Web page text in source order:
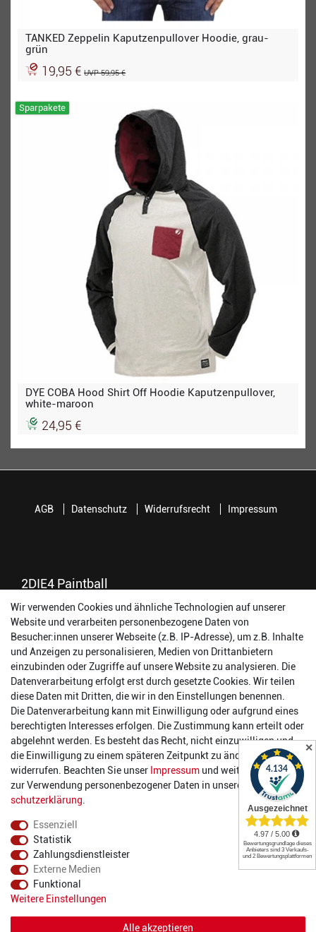
TANKED Zeppelin Kaputzenpullover Hoodie, grau-
grün
19,95 €UVP 59,95 €
Sparpakete
DYE COBA Hood Shirt Off Hoodie Kaputzenpullover,
white-maroon
24,95 €
2DIE4 Paintball
56457 Westerburg
Reinhold-Ferger-Straße 26
order@2die4-sports.com
0 26 63/ 9 68 69 37
Öffnungszeiten
Montag:
14:00 - 17:00 Uhr
Dienstag:
14:00 - 17:00 Uhr
Mittwoch:
14:00 - 17:00 Uhr
Donnerstag:
14:00 - 17:00 Uhr
Freitag:
14:00 - 19:00 Uhr
Samstag:
10:00 - 17:00 Uhr
AGB Datenschutz Widerrufsrecht Impressum
Wir verwenden Cookies und ähnliche Technologien auf unserer
Website und verarbeiten personenbezogene Daten von
Besucher:innen unserer Webseite (z.B. IP-Adresse), um z.B. Inhalte
und Anzeigen zu personalisieren, Medien von Drittanbietern
einzubinden oder Zugriffe auf unsere Website zu analysieren. Die
Datenverarbeitung erfolgt erst durch gesetzte Cookies. Wir teilen
diese Daten mit Dritten, die wir in den Einstellungen benennen.
Die Datenverarbeitung kann mit Einwilligung oder aufgrund eines
berechtigten Interesses erfolgen. Die Zustimmung kann erteilt oder
abgelehnt werden. Es besteht das Recht, nicht einzuwilligen und
die Einwilligung zu einem späteren Zeitpunkt zu ändern oder zu
widerrufen. Beachten Sie unser Impressum und weitere Hinweise
zur Verwendung personenbezogener Daten in unserer
Daten­
schutz­erklärung
Essenziell
Statistik
Zahlungsdienstleister
Externe Medien
Funktional
Weitere Einstellungen
Alle akzeptieren
✕